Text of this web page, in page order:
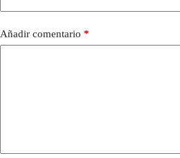
Añadir comentario *